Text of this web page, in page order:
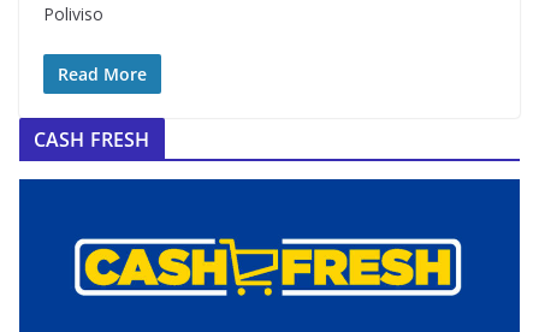
Poliviso
Read More
CASH FRESH